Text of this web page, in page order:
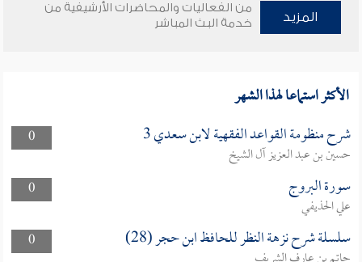
المزيد
من الفعاليات والمحاضرات الأرشيفية من
خدمة البث المباشر
الأكثر استماعا لهذا الشهر
0 شرح منظومة القواعد الفقهية لابن سعدي 3
حسين بن عبد العزيز آل الشيخ
0
سورة البروج
علي الحذيفي
0
سلسلة شرح نزهة النظر للحافظ ابن حجر (28)